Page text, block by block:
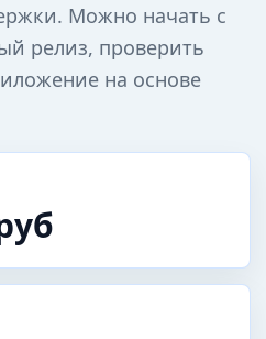
Можно начать с
релиз, проверить
на основе